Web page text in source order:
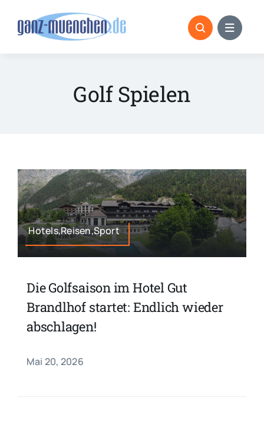
Golf Spielen
Hotels,Reisen,Sport
Die Golfsaison im Hotel Gut
Brandlhof startet: Endlich wieder
abschlagen!
Mai 20, 2026